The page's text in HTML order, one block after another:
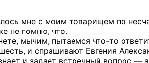
мне с моим товарищем по
не помню, что.
мычим, пытаемся что-то
и спрашивают Евгения
и задает встречный вопрос —